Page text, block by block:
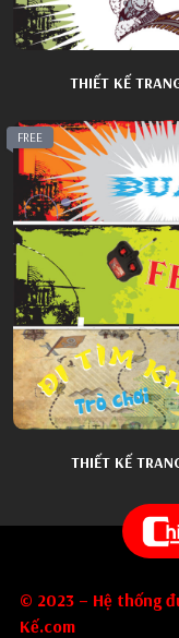
THIẾT KẾ
FREE
THIẾT KẾ
© 2023 – Hệ thống
Kế.com